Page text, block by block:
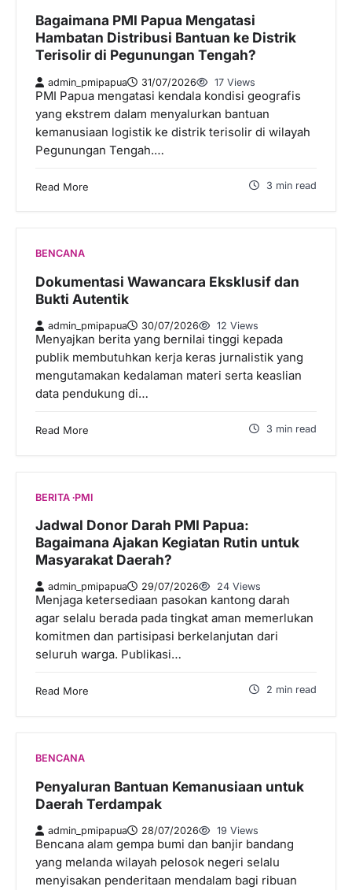
Bagaimana PMI Papua Mengatasi
Hambatan Distribusi Bantuan ke Distrik
Terisolir di Pegunungan Tengah?
admin_pmipapua 31/07/2026 17 Views
PMI Papua mengatasi kendala kondisi geografis
yang ekstrem dalam menyalurkan bantuan
kemanusiaan logistik ke distrik terisolir di wilayah
Pegunungan Tengah.…
Read More 3 min read
BENCANA
Dokumentasi Wawancara Eksklusif dan
Bukti Autentik
admin_pmipapua 30/07/2026 12 Views
Menyajkan berita yang bernilai tinggi kepada
publik membutuhkan kerja keras jurnalistik yang
mengutamakan kedalaman materi serta keaslian
data pendukung di…
Read More 3 min read
BERITA PMI
Jadwal Donor Darah PMI Papua:
Bagaimana Ajakan Kegiatan Rutin untuk
Masyarakat Daerah?
admin_pmipapua 29/07/2026 24 Views
Menjaga ketersediaan pasokan kantong darah
agar selalu berada pada tingkat aman memerlukan
komitmen dan partisipasi berkelanjutan dari
seluruh warga. Publikasi…
Read More 2 min read
BENCANA
Penyaluran Bantuan Kemanusiaan untuk
Daerah Terdampak
admin_pmipapua 28/07/2026 19 Views
Bencana alam gempa bumi dan banjir bandang
yang melanda wilayah pelosok negeri selalu
menyisakan penderitaan mendalam bagi ribuan